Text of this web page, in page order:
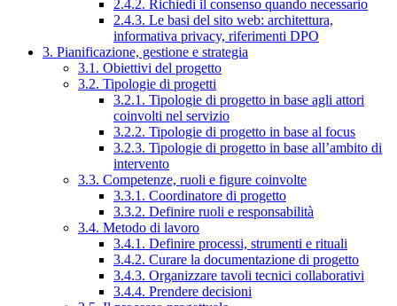
2.4.2. Richiedi il consenso quando necessario
2.4.3. Le basi del sito web: architettura,
informativa privacy, riferimenti DPO
3. Pianificazione, gestione e strategia
3.1. Obiettivi del progetto
3.2. Tipologie di progetti
3.2.1. Tipologie di progetto in base agli attori
coinvolti nel servizio
3.2.2. Tipologie di progetto in base al focus
3.2.3. Tipologie di progetto in base all’ambito di
intervento
3.3. Competenze, ruoli e figure coinvolte
3.3.1. Coordinatore di progetto
3.3.2. Definire ruoli e responsabilità
3.4. Metodo di lavoro
3.4.1. Definire processi, strumenti e rituali
3.4.2. Curare la documentazione di progetto
3.4.3. Organizzare tavoli tecnici collaborativi
3.4.4. Prendere decisioni